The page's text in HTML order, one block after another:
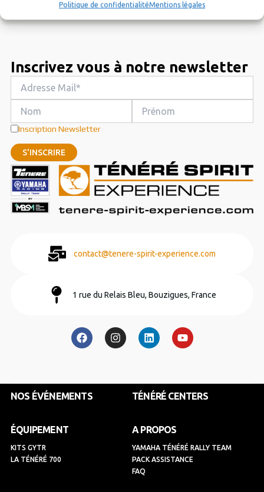
Politique de confidentialitéMentions légales
contact@tenere-spirit-experience.com
1 rue du Relais Bleu, Bouzigues, France
a
c
e
o
k
n
s
t
r
i
n
k
i
n
o
u
t
e
Inscrivez vous à notre newsletter
Inscription Newsletter
NOS ÉVÉNEMENTS TÉNÉRÉ CENTERS
ÉQUIPEMENT
KITS GYTR
LA TÉNÉRÉ 700
A PROPOS
YAMAHA TÉNÉRÉ RALLY TEAM
PACK ASSISTANCE
FAQ